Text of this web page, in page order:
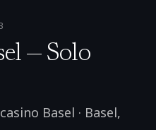
— Solo
Basel · Basel,